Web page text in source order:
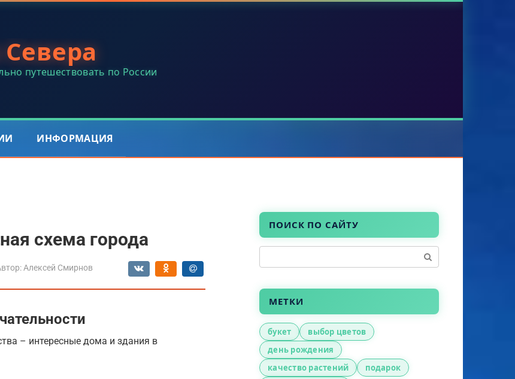
путешествовать по России
ИНФОРМАЦИЯ
схема города
Алексей Смирнов
– интересные дома и здания в
ПОИСК ПО САЙТУ
МЕТКИ
букет
выбор цветов
день рождения
качество растений
подарок